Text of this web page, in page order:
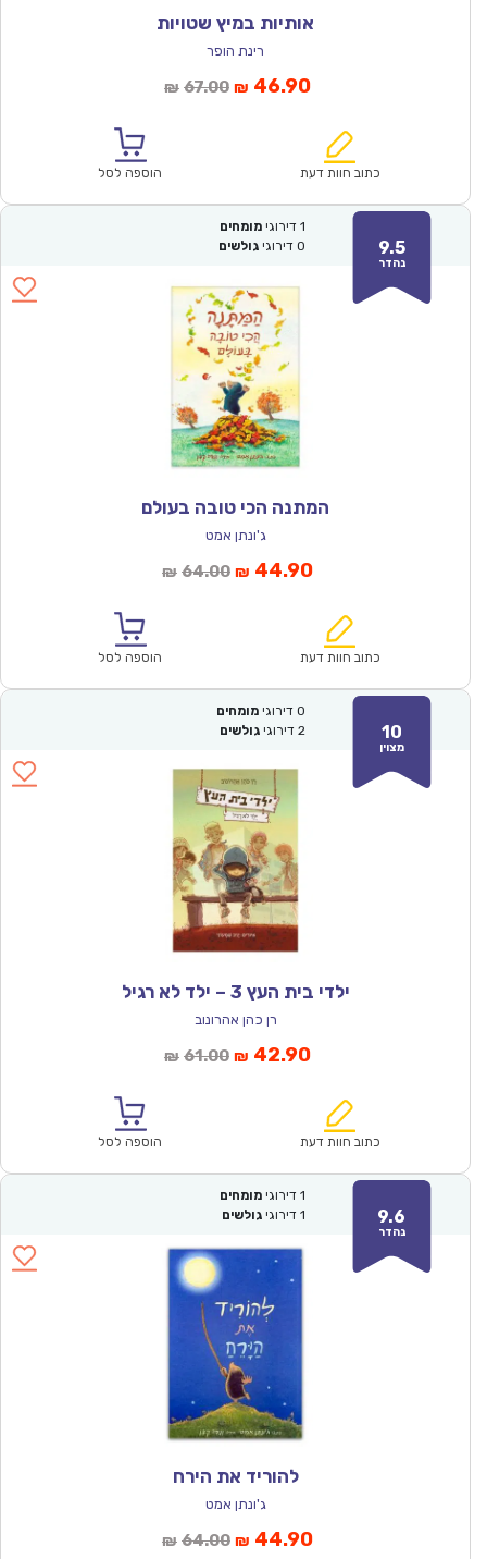
אותיות במיץ שטויות
רינת הופר
₪ 67.00המחיר
₪67.00.
₪ 46.90המחיר
הוא:
כתוב חוות דעת הוספה לסל
9.5
נהדר
1 דירוגי מומחים
0 דירוגי גולשים
המתנה הכי טובה בעולם
ג'ונתן אמט
₪ 64.00המחיר
₪64.00.
₪ 44.90המחיר
הוא:
כתוב חוות דעת הוספה לסל
10
מצוין
0 דירוגי מומחים
2 דירוגי גולשים
ילדי בית העץ 3 – ילד לא רגיל
רן כהן אהרונוב
₪ 61.00המחיר
₪61.00.
₪ 42.90המחיר
הוא:
כתוב חוות דעת הוספה לסל
9.6
נהדר
1 דירוגי מומחים
1 דירוגי גולשים
להוריד את הירח
ג'ונתן אמט
₪ 64.00המחיר
₪ 44.90המחיר